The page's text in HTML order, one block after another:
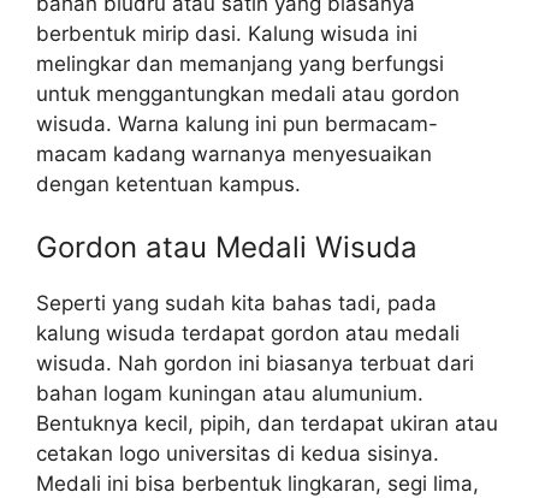
berbentuk mirip dasi. Kalung wisuda ini
melingkar dan memanjang yang berfungsi
untuk menggantungkan medali atau gordon
wisuda. Warna kalung ini pun bermacam-
macam kadang warnanya menyesuaikan
dengan ketentuan kampus.
Gordon atau Medali Wisuda
Seperti yang sudah kita bahas tadi, pada
kalung wisuda terdapat gordon atau medali
wisuda. Nah gordon ini biasanya terbuat dari
bahan logam kuningan atau alumunium.
Bentuknya kecil, pipih, dan terdapat ukiran atau
cetakan logo universitas di kedua sisinya.
Medali ini bisa berbentuk lingkaran, segi lima,